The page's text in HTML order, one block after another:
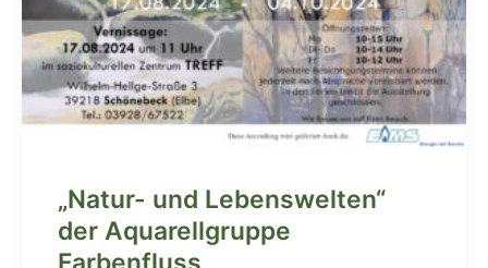
„Natur- und Lebenswelten“
der Aquarellgruppe